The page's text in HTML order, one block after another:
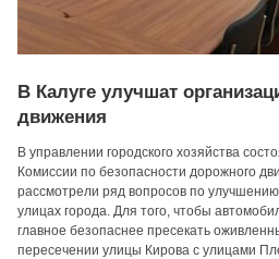
В Калуге улучшат
движения
В управлении городского хозяйства
Комиссии по безопасности дорожного
рассмотрели ряд вопросов по
улицах города. Для того, чтобы
главное безопаснее пресекать
пересечении улицы Кирова с улицами